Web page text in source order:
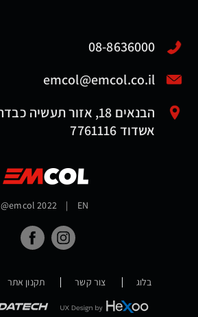
08-8636000
emcol@emcol.co.il
אשדוד 7761116
@emcol 2022 | EN
בלוג צור קשר תקנון אתר